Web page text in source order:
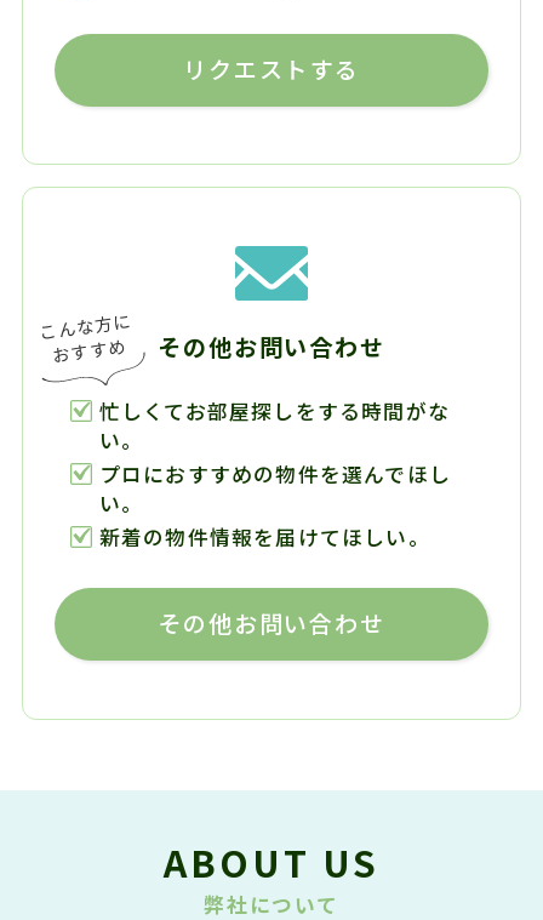
リクエストする
その他お問い合わせ
忙しくてお部屋探しをする時間がな
い。
プロにおすすめの物件を選んでほし
い。
新着の物件情報を届けてほしい。
その他お問い合わせ
ABOUT US
弊社について